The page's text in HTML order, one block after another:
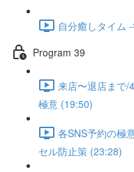
自分癒しタイム
Program 39
来店〜退店まで/
極意 (19:50)
各SNS予約の極
セル防止策 (23:28)